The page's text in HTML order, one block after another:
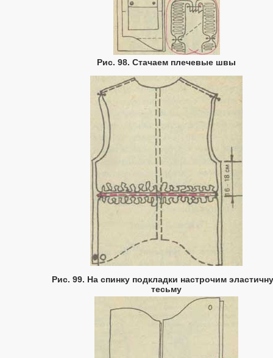
Рис. 98. Стачаем плечевые швы
Рис. 99. На спинку подкладки настрочим
тесьму